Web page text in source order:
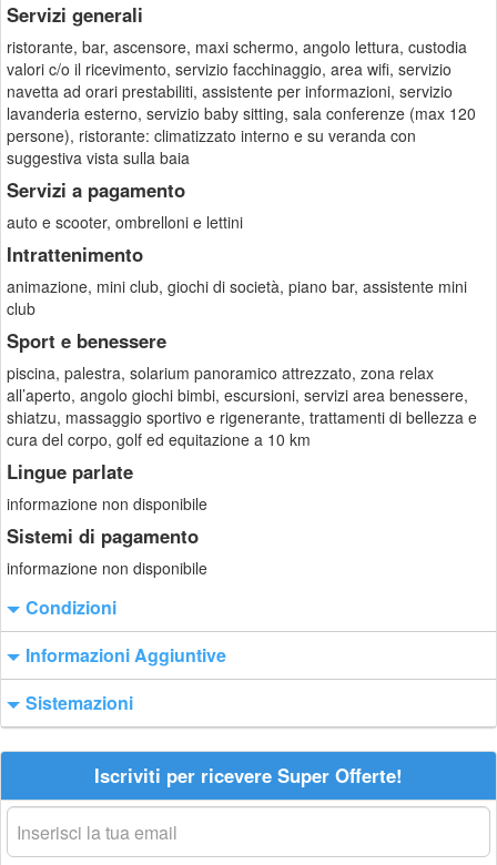
Servizi generali
ristorante, bar, ascensore, maxi schermo, angolo lettura, custodia
valori c/o il ricevimento, servizio facchinaggio, area wifi, servizio
navetta ad orari prestabiliti, assistente per informazioni, servizio
lavanderia esterno, servizio baby sitting, sala conferenze (max 120
persone), ristorante: climatizzato interno e su veranda con
suggestiva vista sulla baia
Servizi a pagamento
auto e scooter, ombrelloni e lettini
Intrattenimento
animazione, mini club, giochi di società, piano bar, assistente mini
club
Sport e benessere
piscina, palestra, solarium panoramico attrezzato, zona relax
all’aperto, angolo giochi bimbi, escursioni, servizi area benessere,
shiatzu, massaggio sportivo e rigenerante, trattamenti di bellezza e
cura del corpo, golf ed equitazione a 10 km
Lingue parlate
informazione non disponibile
Sistemi di pagamento
informazione non disponibile
Condizioni
Informazioni Aggiuntive
Sistemazioni
Iscriviti per ricevere Super Offerte!
La
tua
email